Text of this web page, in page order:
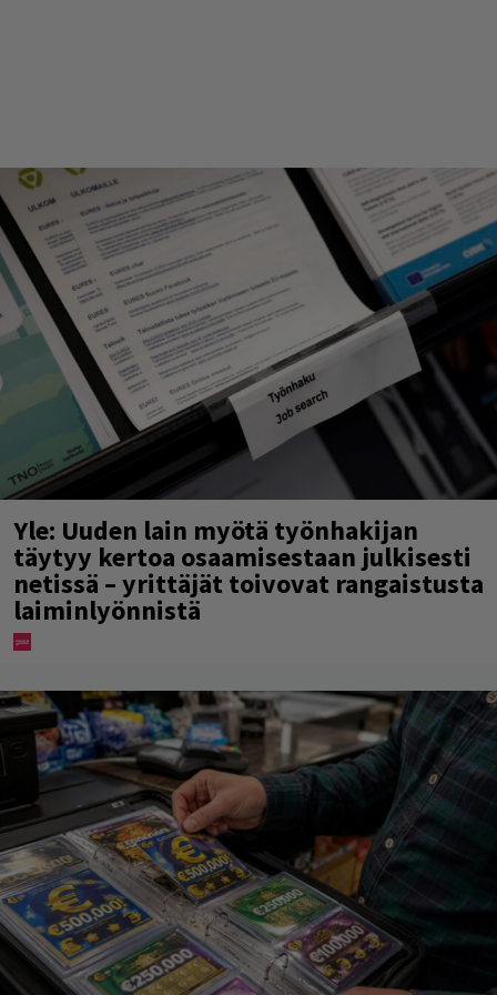
Yle: Uuden lain myötä työnhakijan
täytyy kertoa osaamisestaan julkisesti
netissä – yrittäjät toivovat rangaistusta
laiminlyönnistä